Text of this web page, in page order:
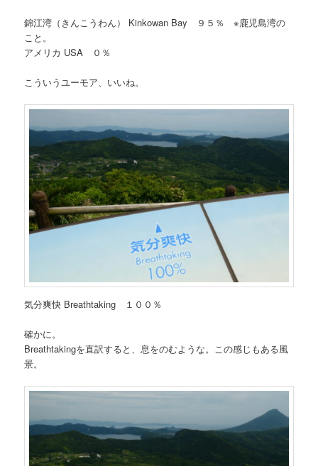
錦江湾（きんこうわん） Kinkowan Bay ９５％ ※鹿児島湾の
こと。
アメリカ USA ０％
こういうユーモア、いいね。
気分爽快 Breathtaking １００％
確かに。
Breathtakingを直訳すると、息をのむような。この感じもある風
景。